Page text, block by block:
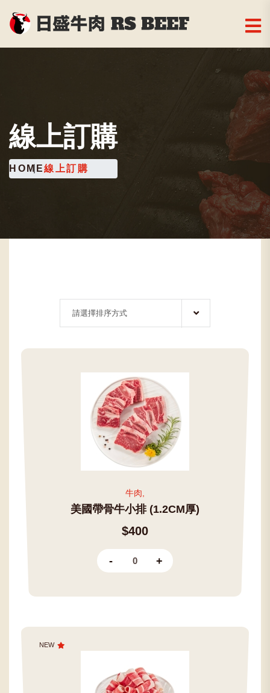
線上訂購
HOME線上訂購
牛肉,
美國帶骨牛小排 (1.2CM厚)
$400
- +
NEW